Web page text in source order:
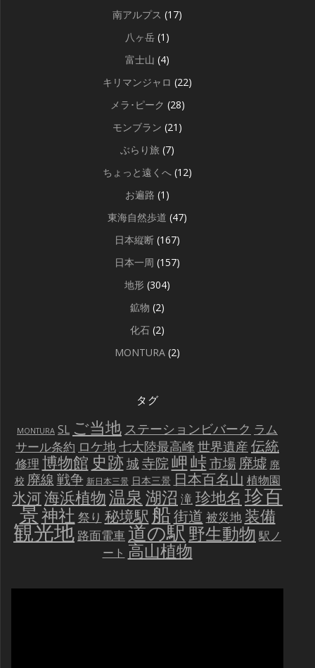
南アルプス (17)
八ヶ岳 (1)
富士山 (4)
キリマンジャロ (22)
メラ･ピーク (28)
モンブラン (21)
ぶらり旅 (7)
ちょっと遠くへ (12)
お遍路 (1)
東海自然歩道 (47)
日本縦断 (167)
日本一周 (157)
地形 (304)
鉱物 (2)
化石 (2)
MONTURA (2)
タグ
MONTURA SL ご当地 ステーションビバーク ラム
サール条約 ロケ地七大陸最高峰 世界遺産 伝統
修理 博物館 史跡城寺院岬峠市場 廃墟 廃
校 廃線戦争 新日本三景 日本三景 日本百名山 植物園
氷河海浜植物温泉湖沼 滝珍地名 珍百
景神社 祭り 秘境駅船街道 被災地 装備
観光地 路面電車道の駅野生動物 駅ノ
ート 高山植物